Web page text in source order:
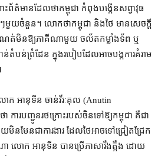
ព័ត៌មាន​ដែល​ថា​កម្ពុជា កំពុង​បង្កើន​សព្វាវុធ
យចំនួន​។ លោ​កថា​កម្ពុជា និង​ថៃ មាន​សេចក្ដី
ណត់​មិន​ឱ្យ​ភាគី​ណាមួយ ចល័ត​កម្លាំង​ទ័ព ឬ​
ន់​តំបន់​ព្រំដែន ក្នុង​របៀប​ដែល​អាច​បង្ក​ការ​គំរាម
ោក អានុទីន ចាន់វីរៈគុល (Anutin
ា ការ​បញ្ជូន​រថក្រោះ​របស់​ចិន​ទៅ​ឱ្យ​កម្ពុជា គឺជា​
មិនមែន​ជា​ការងារ ដែល​ថៃ​អាច​ទៅ​ជ្រៀតជ្រែក​
លោក អានុទីន បាន​ប្រើ​ភាសា​រឹងត្អឹង ដោយ​